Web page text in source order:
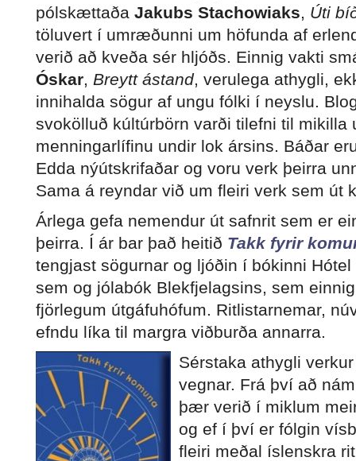
pólskættaða Jakubs Stachowiaks, Úti
töluvert í umræðunni um höfunda af
verið að kveða sér hljóðs. Einnig vakti
Óskar, Breytt ástand, verulega athygli,
innihalda sögur af ungu fólki í neyslu.
svokölluð kúltúrbörn varði tilefni til
menningarlífinu undir lok ársins. Báðar
Edda nýútskrifaðar og voru verk þeirra
Sama á reyndar við um fleiri verk sem út
Árlega gefa nemendur út safnrit sem er
þeirra. Í ár bar það heitið Takk fyrir
tengjast sögurnar og ljóðin í bókinni
sem og jólabók Blekfjelagsins, sem
fjörlegum útgáfuhófum. Ritlistarnemar,
efndu líka til margra viðburða annarra.
Sérstaka athygli
vegnar. Frá því að
þær verið í miklum
og ef í því er fólgin
fleiri meðal íslenskra